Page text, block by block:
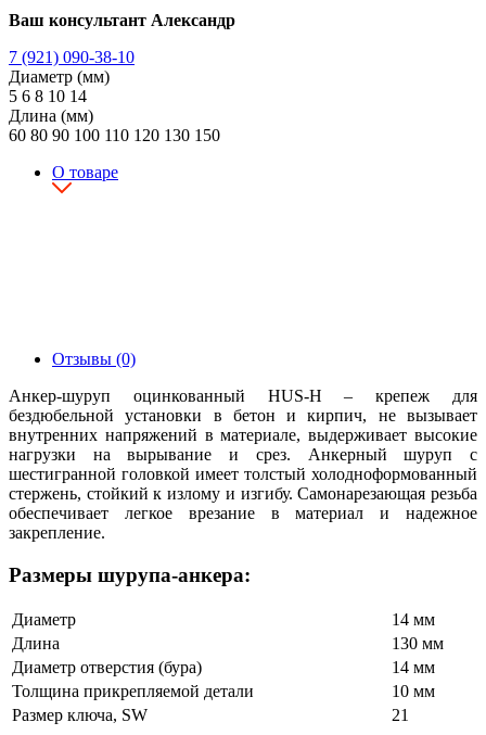
Ваш консультант Александр
7 (921) 090-38-10
Диаметр (мм)
5 6 8 10 14
Длина (мм)
60 80 90 100 110 120 130 150
О товаре
Отзывы (0)
Анкер-шуруп оцинкованный HUS-H – крепеж для
бездюбельной установки в бетон и кирпич, не вызывает
внутренних напряжений в материале, выдерживает высокие
нагрузки на вырывание и срез. Анкерный шуруп с
шестигранной головкой имеет толстый холодноформованный
стержень, стойкий к излому и изгибу. Самонарезающая резьба
обеспечивает легкое врезание в материал и надежное
закрепление.
Размеры шурупа-анкера:
Диаметр
14 мм
Длина
130 мм
Диаметр отверстия (бура)
14 мм
Толщина прикрепляемой детали
10 мм
Размер ключа, SW
21